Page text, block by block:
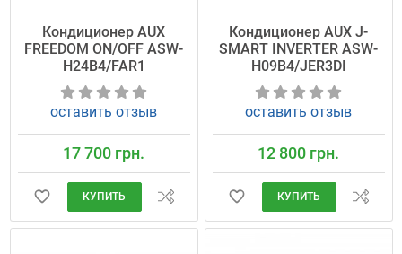
Кондиционер AUX
FREEDOM ON/OFF ASW-
H24B4/FAR1
оставить отзыв
17 700 грн.
КУПИТЬ
Кондиционер AUX J-
SMART INVERTER ASW-
H09B4/JER3DI
оставить отзыв
12 800 грн.
КУПИТЬ